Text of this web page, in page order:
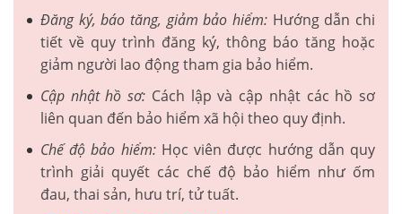
Đăng ký, báo tăng, giảm bảo hiểm: Hướng dẫn chi
tiết về quy trình đăng ký, thông báo tăng hoặc
giảm người lao động tham gia bảo hiểm.
Cập nhật hồ sơ: Cách lập và cập nhật các hồ sơ
liên quan đến bảo hiểm xã hội theo quy định.
Chế độ bảo hiểm:Học viên được hướng dẫn quy
trình giải quyết các chế độ bảo hiểm như ốm
đau, thai sản, hưu trí, tử tuất.